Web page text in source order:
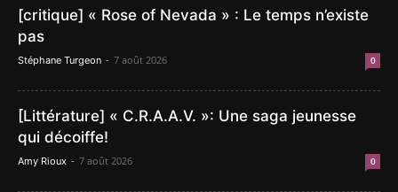
[critique] « Rose of Nevada » : Le temps n’existe
pas
Stéphane Turgeon - 7 août 2026 0
[Littérature] « C.R.A.A.V. »: Une saga jeunesse
qui décoiffe!
Amy Rioux - 7 août 2026 0